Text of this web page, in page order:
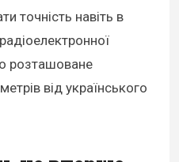
точність навіть в
розташоване
від українського